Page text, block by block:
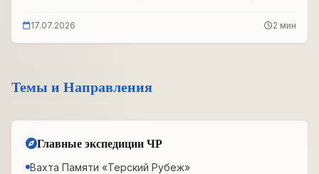
Панковым
17.07.2026 2 мин
Темы и Направления
Главные экспедиции ЧР
Вахта Памяти «Терский Рубеж»